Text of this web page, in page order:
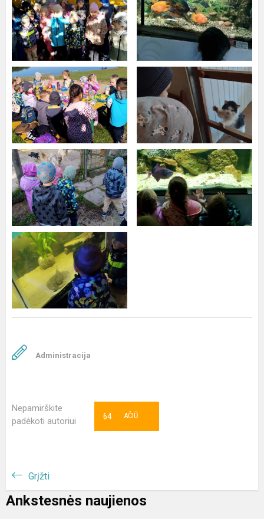
Administracija
Nepamirškite
padėkoti autoriui
AČIŪ
64
Grįžti
Ankstesnės naujienos